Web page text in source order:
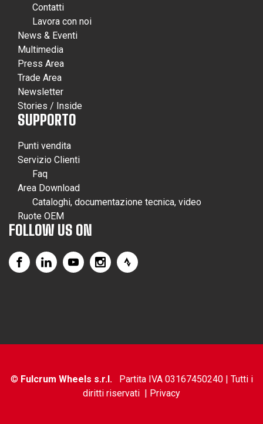
Contatti
Lavora con noi
News & Eventi
Multimedia
Press Area
Trade Area
Newsletter
Stories / Inside
SUPPORTO
Punti vendita
Servizio Clienti
Faq
Area Download
Cataloghi, documentazione tecnica, video
Ruote OEM
FOLLOW US ON
© Fulcrum Wheels s.r.l. Partita IVA 03167450240 | Tutti i
diritti riservati | Privacy